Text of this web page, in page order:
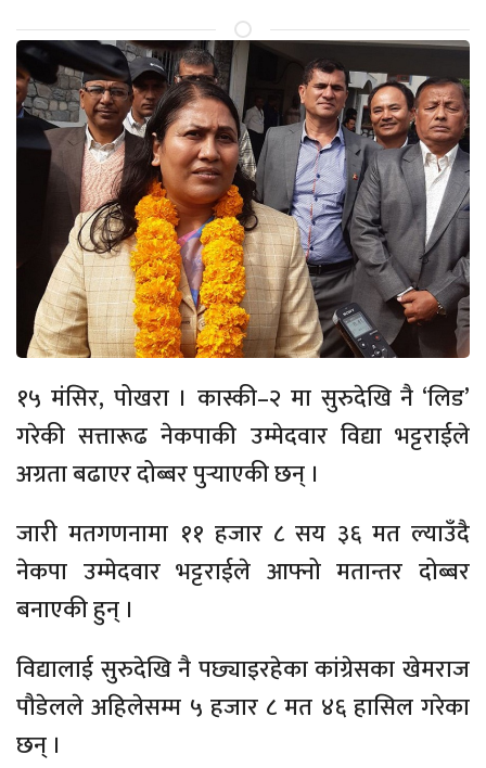
१५ मंसिर, पोखरा । कास्की–२ मा सुरुदेखि नै ‘लिड’
गरेकी सत्तारूढ नेकपाकी उम्मेदवार विद्या भट्टराईले
अग्रता बढाएर दोब्बर पुर्‍याएकी छन् ।
जारी मतगणनामा ११ हजार ८ सय ३६ मत ल्याउँदै
नेकपा उम्मेदवार भट्टराईले आफ्नो मतान्तर दोब्बर
बनाएकी हुन् ।
विद्यालाई सुरुदेखि नै पछ्याइरहेका कांग्रेसका खेमराज
पौडेलले अहिलेसम्म ५ हजार ८ मत ४६ हासिल गरेका
छन् ।